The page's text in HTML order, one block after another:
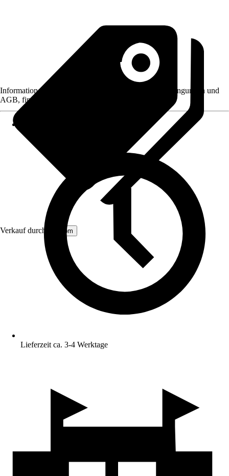
Verkauf durch: Aosom
Informationen des Verkäufers, wie z. B. Rückgabebedingungen und
AGB, finden Sie bei Klick auf den Verkäufernamen.
Lieferzeit ca. 3-4 Werktage